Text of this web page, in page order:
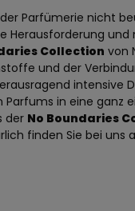
Parfümerie nicht
Herausforderung
Collection von
und der
intensive
in eine ganz
der No Boundaries
finden Sie bei uns